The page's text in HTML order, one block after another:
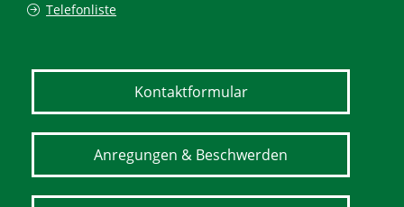
Telefonliste
Kontaktformular
Anregungen & Beschwerden